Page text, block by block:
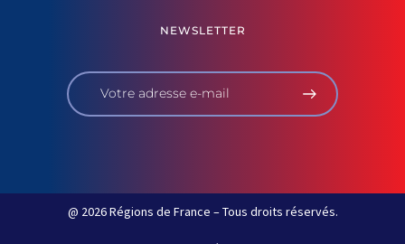
NEWSLETTER
@ 2026 Régions de France – Tous droits réservés.